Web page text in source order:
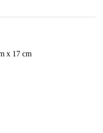
x 17 cm